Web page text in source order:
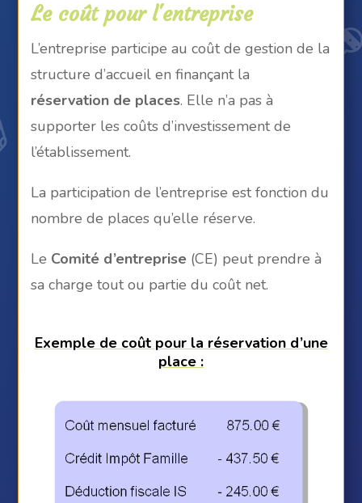
Le coût pour l'entreprise
L’entreprise participe au coût de gestion de la
structure d’accueil en finançant la
réservation de places. Elle n’a pas à
supporter les coûts d’investissement de
l’établissement.
La participation de l’entreprise est fonction du
nombre de places qu’elle réserve.
Le Comité d’entreprise (CE) peut prendre à
sa charge tout ou partie du coût net.
Exemple de coût pour la réservation d’une
place :